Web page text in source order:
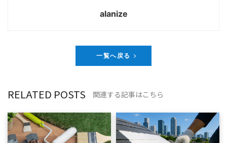
alanize
一覧へ戻る
RELATED POSTS 関連する記事はこちら